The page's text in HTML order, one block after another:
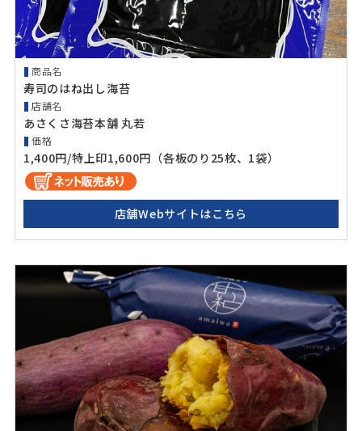
商品名
寿司のはね出し海苔
店舗名
あさくさ海苔本舗 丸若
価格
1,400円/特上印1,600円（各板のり25枚、1袋）
店舗Webサイトはこちら